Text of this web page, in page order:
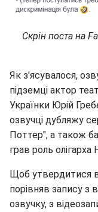
Скрін поста на
Як з'ясувалося,
підземці актор
Українки Юрій
озвучці дубляжу
Поттер", а також
грав роль олігарха
Щоб утвердитися
порівняв запису з
озвучку, з